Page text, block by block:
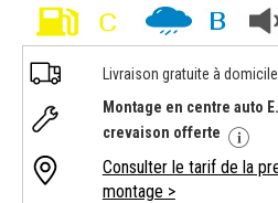
Livraison gratuite à
Montage en centre auto
crevaison offerte
Consulter le tarif de la
montage >